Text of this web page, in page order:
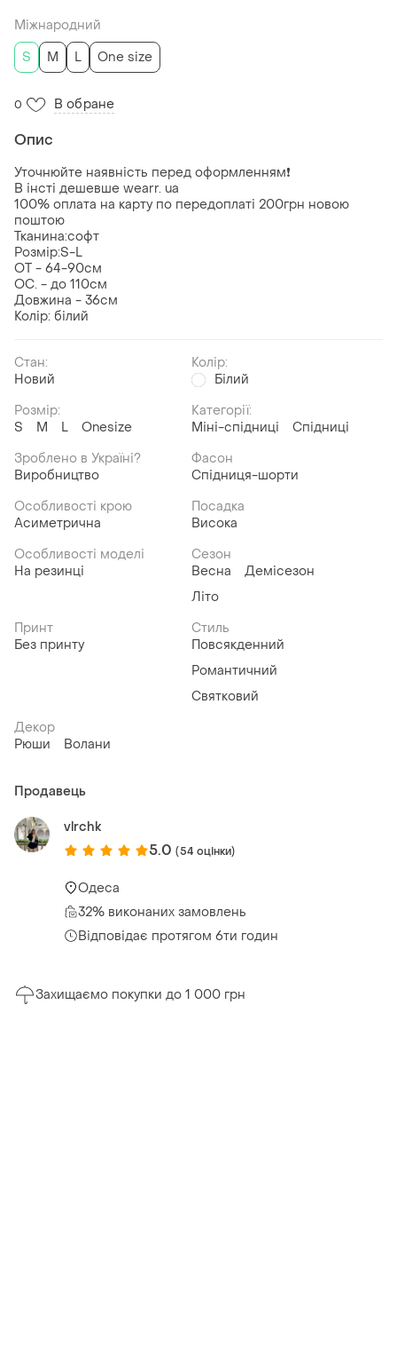
Міжнародний
S
M L One size
0 В обране
Опис
Уточнюйте наявність перед оформленням❗️
В інсті дешевше wearr. ua
100% оплата на карту по передоплаті 200грн новою
поштою
Тканина:софт
Розмір:S-L
ОТ - 64-90см
ОС. - до 110см
Довжина - 36см
Колір: білий
Стан:
Новий
Колір:
Білий
Розмір:
S
M L Onesize
Категорії:
Міні-спідниці
Спідниці
Зроблено в Україні?
Виробництво
Фасон
Спідниця-шорти
Особливості крою
Асиметрична
Посадка
Висока
Особливості моделі
На резинці
Сезон
Весна
Демісезон
Літо
Принт
Без принту
Стиль
Повсякденний
Романтичний
Святковий
Декор
Рюши
Волани
Продавець
vlrchk
5.0 (54 оцінки)
Одеса
32% виконаних замовлень
Відповідає протягом 6ти годин
Захищаємо покупки до 1 000 грн